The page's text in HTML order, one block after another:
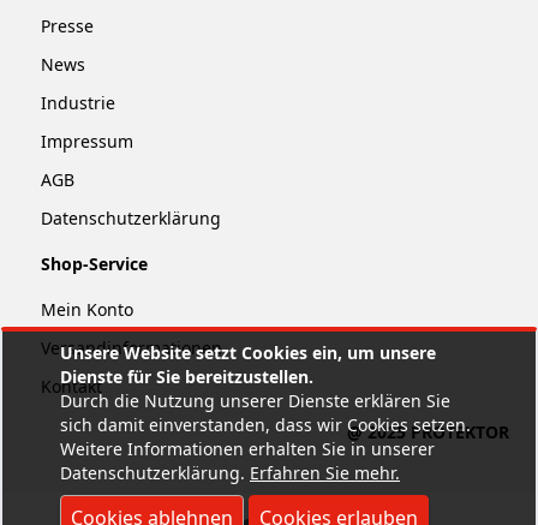
Unsere Website setzt Cookies ein, um unsere
Dienste für Sie bereitzustellen.
Durch die Nutzung unserer Dienste erklären Sie
sich damit einverstanden, dass wir Cookies setzen.
Weitere Informationen erhalten Sie in unserer
Datenschutzerklärung. Erfahren Sie mehr.
Cookies ablehnen Cookies erlauben
Presse
News
Industrie
Impressum
AGB
Datenschutzerklärung
Shop-Service
Mein Konto
Versandinformationen
Kontakt
@ 2025 PROTEKTOR